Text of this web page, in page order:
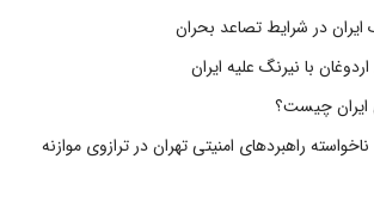
ایران در شرایط تصاعد بحران
با نیرنگ علیه ایران
چیست؟
راهبردهای امنیتی تهران در ترازوی موازنه